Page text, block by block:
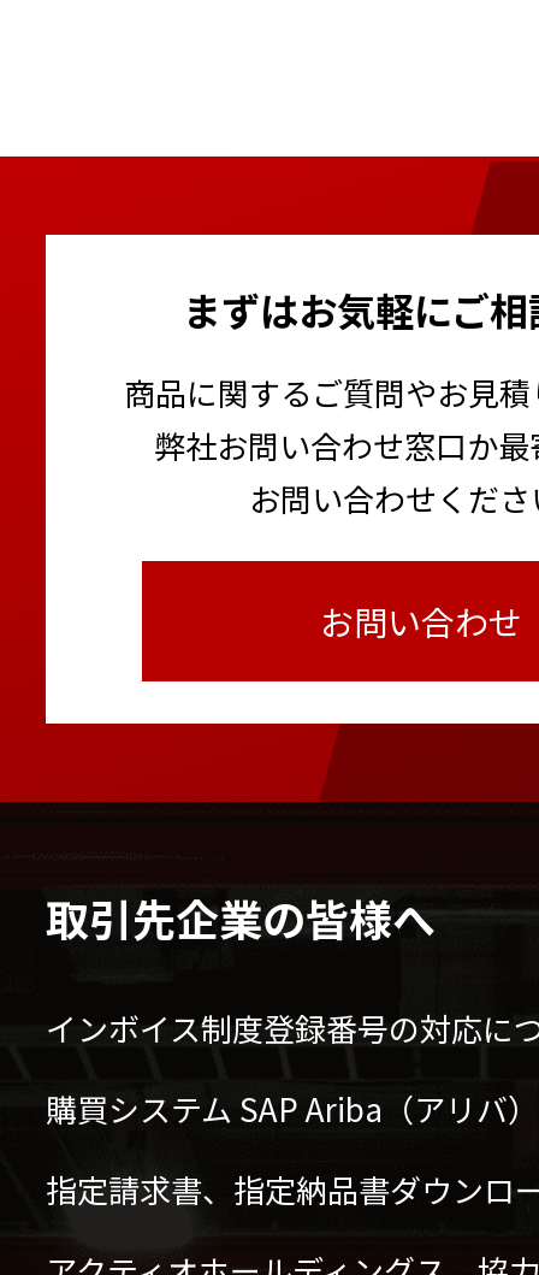
まずはお気軽にご
商品に関するご質問やお見
弊社お問い合わせ窓口か
お問い合わせくだ
お問い合わせ
取引先企業の皆様へ
インボイス制度登録番号の対応に
購買システム SAP Ariba（アリバ
指定請求書、指定納品書ダウンロ